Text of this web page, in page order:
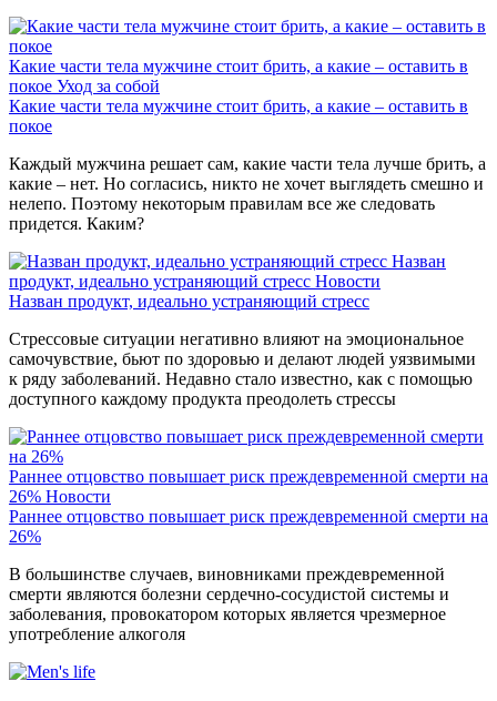
Какие части тела мужчине стоит брить, а какие – оставить в
покое Уход за собой
Какие части тела мужчине стоит брить, а какие – оставить в
покое
Каждый мужчина решает сам, какие части тела лучше брить, а
какие – нет. Но согласись, никто не хочет выглядеть смешно и
нелепо. Поэтому некоторым правилам все же следовать
придется. Каким?
Назван
продукт, идеально устраняющий стресс Новости
Назван продукт, идеально устраняющий стресс
Стрессовые ситуации негативно влияют на эмоциональное
самочувствие, бьют по здоровью и делают людей уязвимыми
к ряду заболеваний. Недавно стало известно, как с помощью
доступного каждому продукта преодолеть стрессы
Раннее отцовство повышает риск преждевременной смерти на
26% Новости
Раннее отцовство повышает риск преждевременной смерти на
26%
В большинстве случаев, виновниками преждевременной
смерти являются болезни сердечно-сосудистой системы и
заболевания, провокатором которых является чрезмерное
употребление алкоголя